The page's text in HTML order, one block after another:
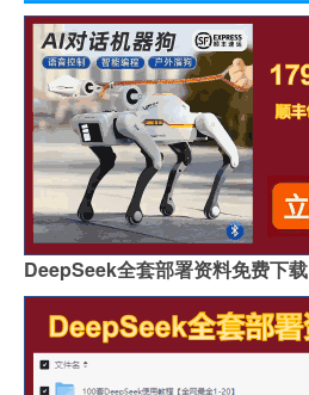
DeepSeek全套部署资料免费下载